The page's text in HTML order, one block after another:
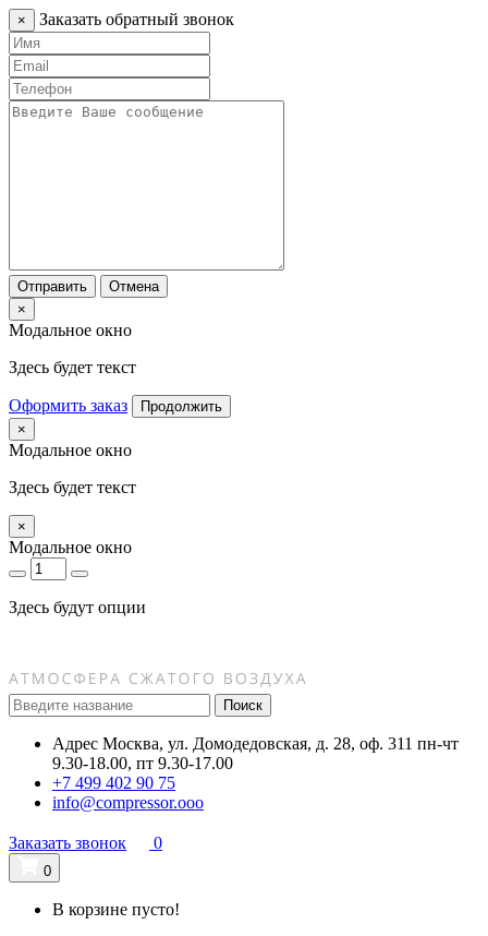
× Заказать обратный звонок
Отправить
Отмена
×
Модальное окно
Здесь будет текст
Оформить заказ
Продолжить
×
Модальное окно
Здесь будет текст
×
Модальное окно
Здесь будут опции
Поиск
Адрес Москва, ул. Домодедовская, д. 28, оф. 311 пн-чт
9.30-18.00, пт 9.30-17.00
+7 499 402 90 75
info@compressor.ooo
Заказать звонок 0
0
В корзине пусто!